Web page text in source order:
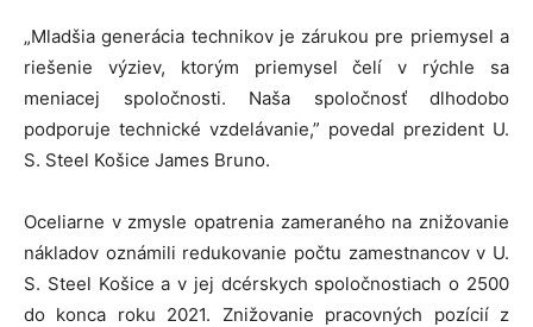
„Mladšia generácia technikov je zárukou pre priemysel a
riešenie výziev, ktorým priemysel čelí v rýchle sa
meniacej spoločnosti. Naša spoločnosť dlhodobo
podporuje technické vzdelávanie,” povedal prezident U.
S. Steel Košice James Bruno.
Oceliarne v zmysle opatrenia zameraného na znižovanie
nákladov oznámili redukovanie počtu zamestnancov v U.
S. Steel Košice a v jej dcérskych spoločnostiach o 2500
do konca roku 2021. Znižovanie pracovných pozícií z